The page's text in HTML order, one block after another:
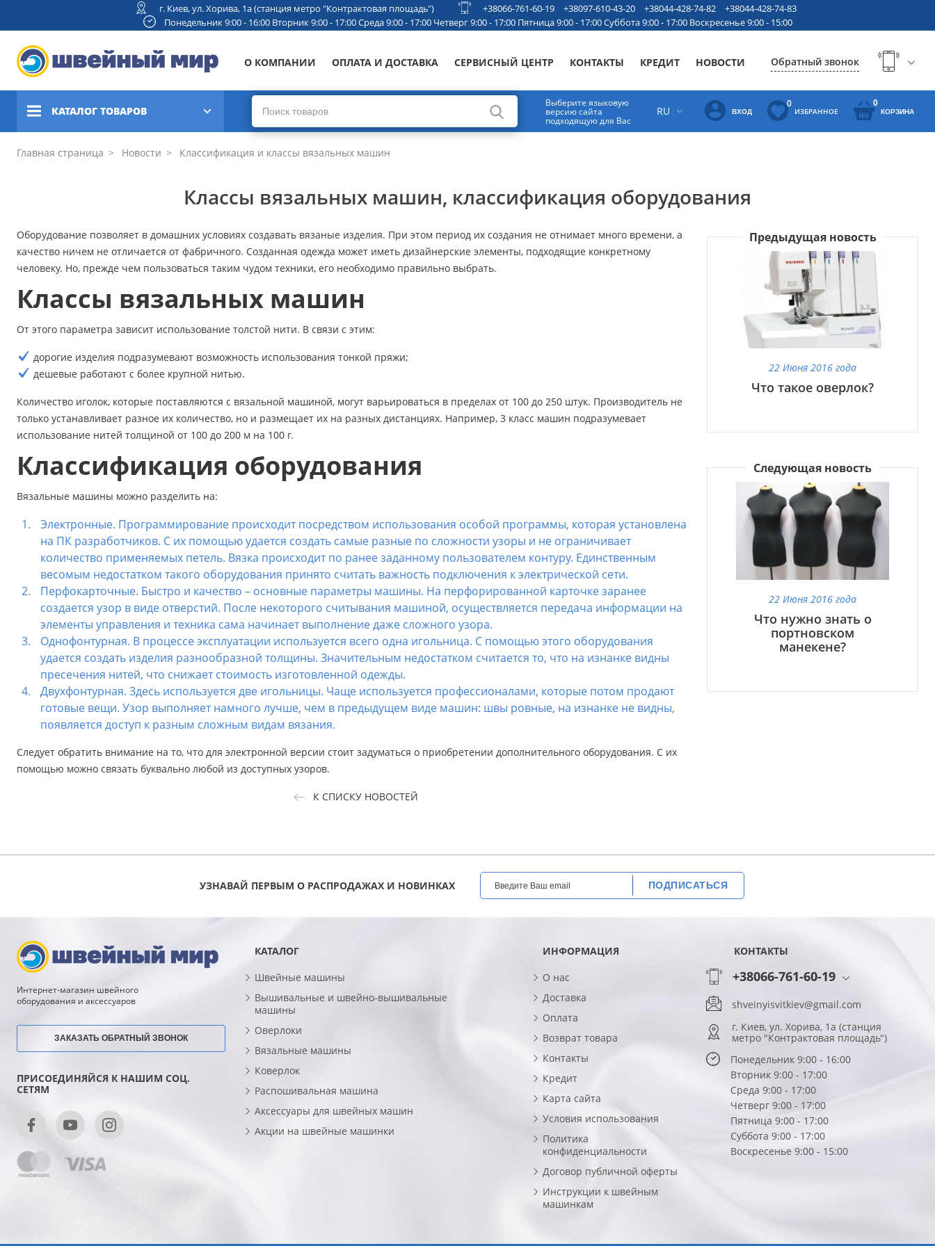
г. Киев, ул. Хорива, 1а (станция метро "Контрактовая площадь") +38066-761-60-19 +38097-610-43-20 +38044-428-74-82
+38044-428-74-83
Понедельник 9:00 - 16:00 Вторник 9:00 - 17:00 Среда 9:00 - 17:00 Четверг 9:00 - 17:00 Пятница 9:00 - 17:00 Суббота 9:00 - 17:00 Воскресенье 9:00 - 15:00
О КОМПАНИИ ОПЛАТА И ДОСТАВКА СЕРВИСНЫЙ ЦЕНТР КОНТАКТЫ КРЕДИТ НОВОСТИ Обратный звонок
КАТАЛОГ ТОВАРОВ
Швейные машины
Вышивальные и швейно-
Коверлоки, оверлоки,
плоскошовные машины
Вязальные машины
Бренды
ВСЕ КАТЕГОРИИ
Выберите языковую
версию сайта
подходящую для Вас
RU ВХОД
0
ИЗБРАННОЕ
0
КОРЗИНА
Главная страница Новости Классификация и классы вязальных машин
Классы вязальных машин, классификация оборудования
Оборудование позволяет в домашних условиях создавать вязаные изделия. При этом период их создания не отнимает много времени, а
качество ничем не отличается от фабричного. Созданная одежда может иметь дизайнерские элементы, подходящие конкретному
человеку. Но, прежде чем пользоваться таким чудом техники, его необходимо правильно выбрать.
Классы вязальных машин
От этого параметра зависит использование толстой нити. В связи с этим:
дорогие изделия подразумевают возможность использования тонкой пряжи;
дешевые работают с более крупной нитью.
Количество иголок, которые поставляются с вязальной машиной, могут варьироваться в пределах от 100 до 250 штук. Производитель не
только устанавливает разное их количество, но и размещает их на разных дистанциях. Например, 3 класс машин подразумевает
использование нитей толщиной от 100 до 200 м на 100 г.
Классификация оборудования
Вязальные машины можно разделить на:
Электронные. Программирование происходит посредством использования особой программы, которая установлена
на ПК разработчиков. С их помощью удается создать самые разные по сложности узоры и не ограничивает
количество применяемых петель. Вязка происходит по ранее заданному пользователем контуру. Единственным
весомым недостатком такого оборудования принято считать важность подключения к электрической сети.
Перфокарточные. Быстро и качество – основные параметры машины. На перфорированной карточке заранее
создается узор в виде отверстий. После некоторого считывания машиной, осуществляется передача информации на
элементы управления и техника сама начинает выполнение даже сложного узора.
Однофонтурная. В процессе эксплуатации используется всего одна игольница. С помощью этого оборудования
удается создать изделия разнообразной толщины. Значительным недостатком считается то, что на изнанке видны
пресечения нитей, что снижает стоимость изготовленной одежды.
Двухфонтурная. Здесь используется две игольницы. Чаще используется профессионалами, которые потом продают
готовые вещи. Узор выполняет намного лучше, чем в предыдущем виде машин: швы ровные, на изнанке не видны,
появляется доступ к разным сложным видам вязания.
Следует обратить внимание на то, что для электронной версии стоит задуматься о приобретении дополнительного оборудования. С их
помощью можно связать буквально любой из доступных узоров.
К СПИСКУ НОВОСТЕЙ
Предыдущая новость
22 Июня 2016 года
Что такое оверлок?
Следующая новость
22 Июня 2016 года
Что нужно знать о
портновском
манекене?
УЗНАВАЙ ПЕРВЫМ О РАСПРОДАЖАХ И НОВИНКАХ ПОДПИСАТЬСЯ
Интернет-магазин швейного
оборудования и аксессуаров
ЗАКАЗАТЬ ОБРАТНЫЙ ЗВОНОК
ПРИСОЕДИНЯЙСЯ К НАШИМ СОЦ.
СЕТЯМ
КАТАЛОГ
Швейные машины
Вышивальные и швейно-вышивальные
машины
Оверлоки
Вязальные машины
Коверлок
Распошивальная машина
Аксессуары для швейных машин
Акции на швейные машинки
ИНФОРМАЦИЯ
О нас
Доставка
Оплата
Возврат товара
Контакты
Кредит
Карта сайта
Условия использования
Политика
конфиденциальности
Договор публичной оферты
Инструкции к швейным
машинкам
КОНТАКТЫ
+38066-761-60-19
shveinyisvitkiev@gmail.com
г. Киев, ул. Хорива, 1а (станция
метро "Контрактовая площадь")
Понедельник 9:00 - 16:00
Вторник 9:00 - 17:00
Среда 9:00 - 17:00
Четверг 9:00 - 17:00
Пятница 9:00 - 17:00
Суббота 9:00 - 17:00
Воскресенье 9:00 - 15:00